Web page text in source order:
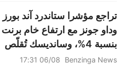
وداو جونز مع ارتفاع خام برنت
بنسبة 4%، وسانديسك تُقلّص
خسائرها: سوق الأسهم اليوم
Benzinga News
06/08 17:31